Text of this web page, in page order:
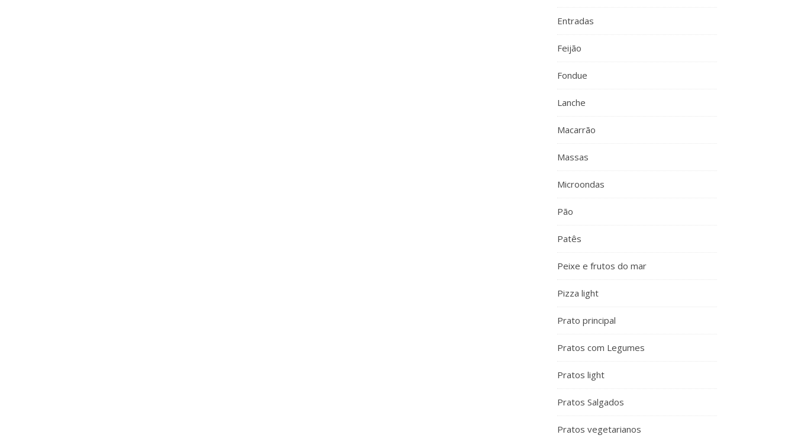
Entradas
Feijão
Fondue
Lanche
Macarrão
Massas
Microondas
Pão
Patês
Peixe e frutos do mar
Pizza light
Prato principal
Pratos com Legumes
Pratos light
Pratos Salgados
Pratos vegetarianos